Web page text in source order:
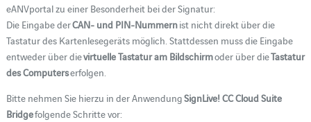
eANVportal zu einer Besonderheit bei der Signatur:
Die Eingabe derCAN- und PIN-Nummernist nicht direkt über die
Tastatur des Kartenlesegeräts möglich. Stattdessen muss die Eingabe
entweder über dievirtuelle Tastatur am Bildschirmoder über dieTastatur
des Computerserfolgen.
Bitte nehmen Sie hierzu in der AnwendungSignLive! CC Cloud Suite
Bridgefolgende Schritte vor: